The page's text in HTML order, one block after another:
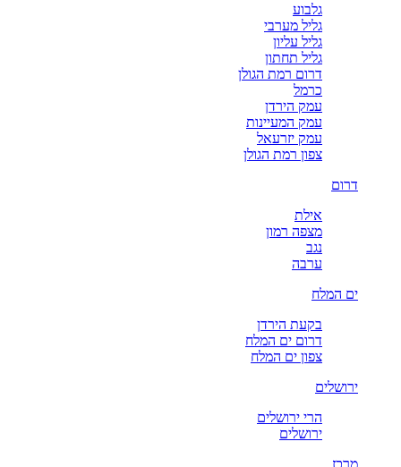
גלבוע
גליל מערבי
גליל עליון
גליל תחתון
דרום רמת הגולן
כרמל
עמק הירדן
עמק המעיינות
עמק יזרעאל
צפון רמת הגולן
דרום
אילת
מצפה רמון
נגב
ערבה
ים המלח
בקעת הירדן
דרום ים המלח
צפון ים המלח
ירושלים
הרי ירושלים
ירושלים
מרכז